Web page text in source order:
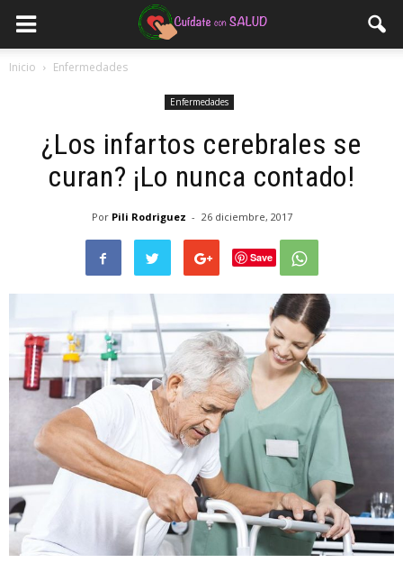
Inicio Enfermedades
Enfermedades
¿Los infartos cerebrales se
curan? ¡Lo nunca contado!
Por Pili Rodriguez - 26 diciembre, 2017
Save